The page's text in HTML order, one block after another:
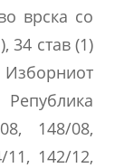
врска со
34 став (1)
148/08,
11, 142/12,